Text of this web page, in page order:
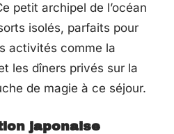
petit archipel de l’océan
isolés, parfaits pour
activités comme la
les dîners privés sur la
de magie à ce séjour.
japonaise